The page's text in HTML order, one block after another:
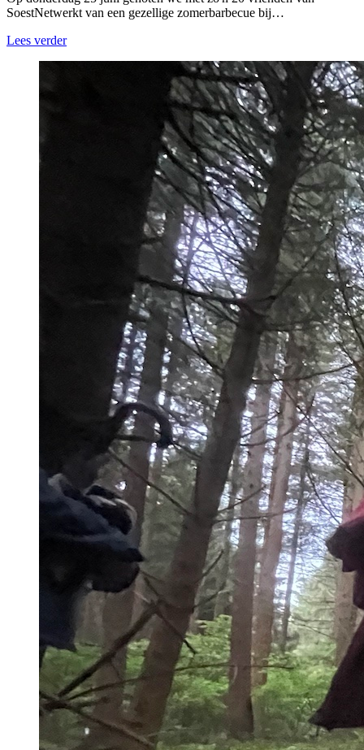
SoestNetwerkt van een gezellige zomerbarbecue bij…
Lees verder